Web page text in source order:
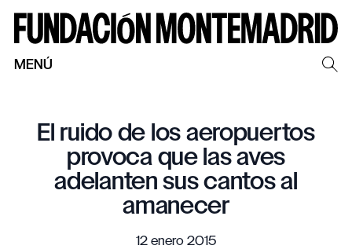
MENÚ
El ruido de los aeropuertos
provoca que las aves
adelanten sus cantos al
amanecer
12 enero 2015